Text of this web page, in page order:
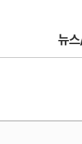
뉴